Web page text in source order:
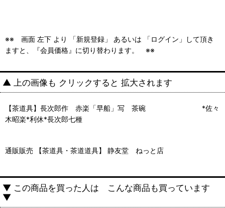
※※ 画面 左下 より 「新規登録」 あるいは 「ログイン」して頂き
ますと、『会員価格』に切り替わります。 ※※
▲ 上の画像も クリックすると 拡大されます
【茶道具】長次郎作 赤楽「早船」写 茶碗 *佐々
木昭楽*利休*長次郎七種
通販販売 【茶道具・茶道道具】 静友堂 ねっと店
▼ この商品を買った人は こんな商品も買っています
▼